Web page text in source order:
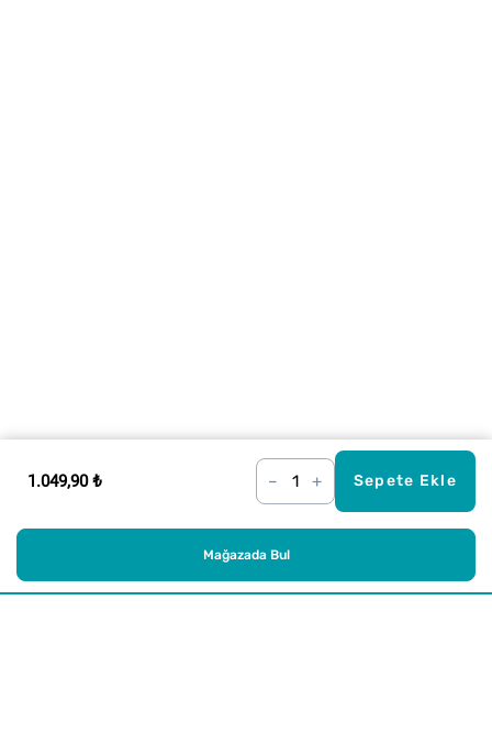
1.049,90 ₺ – + Sepete Ekle
Mağazada Bul